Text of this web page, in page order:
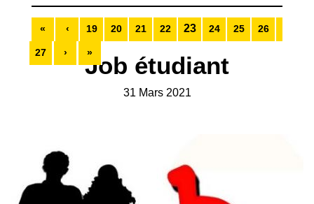
Job étudiant
31 Mars 2021
« ‹ 19 20 21 22 23 24 25 26
27 › »